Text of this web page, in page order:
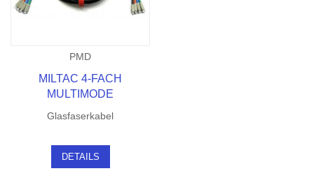
PMD
MILTAC 4-FACH
MULTIMODE
Glasfaserkabel
DETAILS